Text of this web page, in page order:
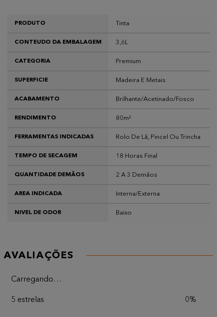
PRODUTO Tinta
CONTEUDO DA EMBALAGEM 3,6L
CATEGORIA Premium
SUPERFICIE Madeira E Metais
ACABAMENTO Brilhante/Acetinado/Fosco
RENDIMENTO 80m²
FERRAMENTAS INDICADAS Rolo De Lã, Pincel Ou Trincha
TEMPO DE SECAGEM 18 Horas Final
QUANTIDADE DEMÃOS 2 A 3 Demãos
AREA INDICADA Interna/Externa
NIVEL DE ODOR Baixo
AVALIAÇÕES
Carregando…
5 estrelas 0%